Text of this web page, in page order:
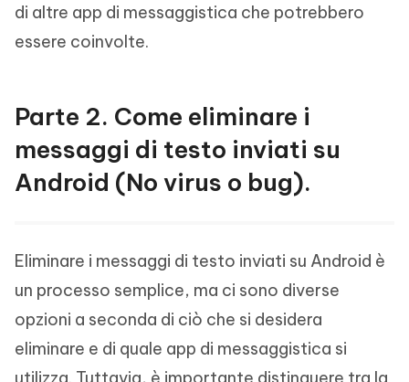
di altre app di messaggistica che potrebbero
essere coinvolte.
Parte 2. Come eliminare i
messaggi di testo inviati su
Android (No virus o bug).
Eliminare i messaggi di testo inviati su Android è
un processo semplice, ma ci sono diverse
opzioni a seconda di ciò che si desidera
eliminare e di quale app di messaggistica si
utilizza. Tuttavia, è importante distinguere tra la